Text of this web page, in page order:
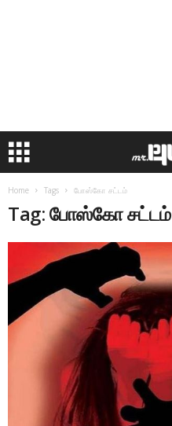
Home Tags போஸ்கோ சட்டம்
Tag: போஸ்கோ சட்டம்